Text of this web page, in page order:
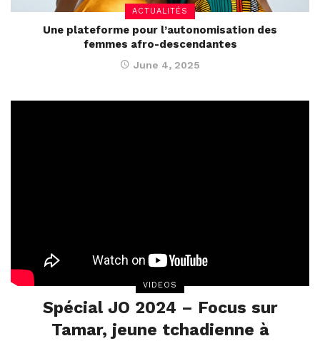
ACTUALITÉS
Une plateforme pour l’autonomisation des
femmes afro-descendantes
June 4, 2025
VIDEOS
Spécial JO 2024 – Focus sur
Tamar, jeune tchadienne à